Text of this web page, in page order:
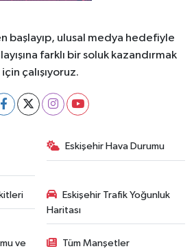
başlayıp, ulusal medya hedefiyle
farklı bir soluk kazandırmak
için çalışıyoruz.
Eskişehir Hava Durumu
Eskişehir Trafik Yoğunluk
Haritası
ve Tüm Manşetler